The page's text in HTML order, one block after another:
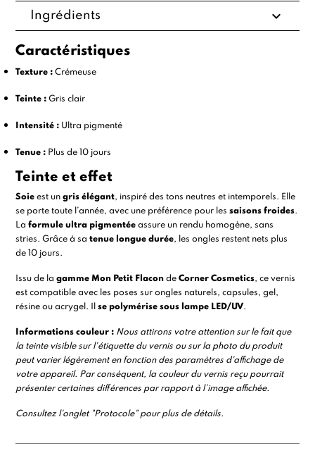
Ingrédients expand_more
Caractéristiques
Texture : Crémeuse
Teinte : Gris clair
Intensité : Ultra pigmenté
Tenue : Plus de 10 jours
Teinte et effet
Soie est ungris élégant, inspiré des tons neutres et intemporels. Elle
se porte toute l’année, avec une préférence pour lessaisons froides.
Laformule ultra pigmentée assure un rendu homogène, sans
stries. Grâce à satenue longue durée, les ongles restent nets plus
de 10 jours.
Issu de lagamme Mon Petit Flacon deCorner Cosmetics, ce vernis
est compatible avec les poses sur ongles naturels, capsules, gel,
résine ou acrygel. Ilse polymérise sous lampe LED/UV.
Informations couleur : Nous attirons votre attention sur le fait que
la teinte visible sur l'étiquette du vernis ou sur la photo du produit
peut varier légèrement en fonction des paramètres d'affichage de
votre appareil. Par conséquent, la couleur du vernis reçu pourrait
présenter certaines différences par rapport à l’image affichée.
Consultez l'onglet "Protocole" pour plus de détails.